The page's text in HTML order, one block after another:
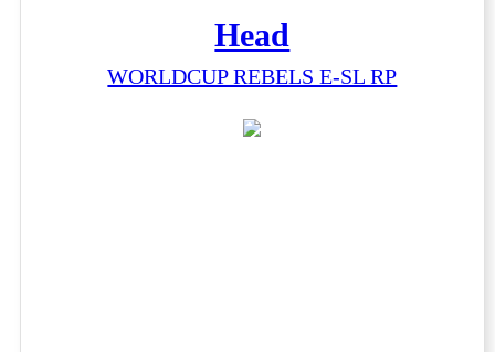
Head
WORLDCUP REBELS E-SL RP